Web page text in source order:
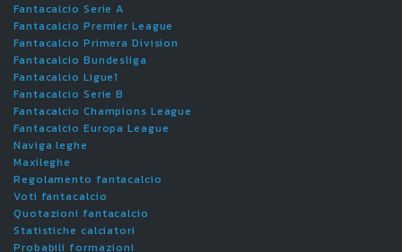
Fantacalcio Serie A
Fantacalcio Premier League
Fantacalcio Primera Division
Fantacalcio Bundesliga
Fantacalcio Ligue1
Fantacalcio Serie B
Fantacalcio Champions League
Fantacalcio Europa League
Naviga leghe
Maxileghe
Regolamento fantacalcio
Voti fantacalcio
Quotazioni fantacalcio
Statistiche calciatori
Probabili formazioni